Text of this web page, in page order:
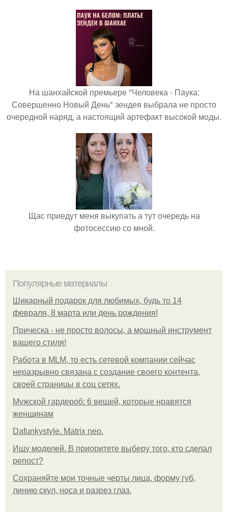
На шанхайской премьере "Человека - Паука:
Совершенно Новый День" зендея выбрала не просто
очередной наряд, а настоящий артефакт высокой моды.
Щас приедут меня выкупать а тут очередь на
фотосессию со мной.
Популярные материалы
Шикарный подарок для любимых, будь то 14
февраля, 8 марта или день рождения!
Прическа - не просто волосы, а мощный инструмент
вашего стиля!
Работа в MLM, то есть сетевой компании сейчас
неразрывно связана с создание своего контента,
своей страницы в соц сетях.
Мужской гардероб: 6 вещей, которые нравятся
женщинам
Dafunkystyle. Matrix neo.
Ищу моделей. В приоритете выберу того, кто сделал
репост?
Сохраняйте мои точные черты лица, форму губ,
линию скул, носа и разрез глаз.